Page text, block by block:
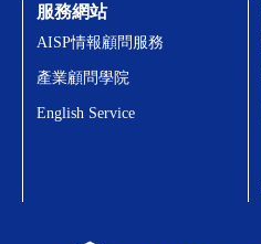
服務網站
AISP情報顧問服務
產業顧問學院
English Service